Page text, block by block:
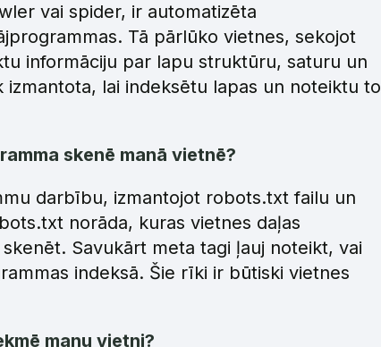
vai spider, ir automatizēta
Tā pārlūko vietnes, sekojot
informāciju par lapu struktūru, saturu un
izmantota, lai indeksētu lapas un noteiktu to
skenē manā vietnē?
darbību, izmantojot robots.txt failu un
norāda, kuras vietnes daļas
Savukārt meta tagi ļauj noteikt, vai
indeksā. Šie rīki ir būtiski vietnes
manu vietni?